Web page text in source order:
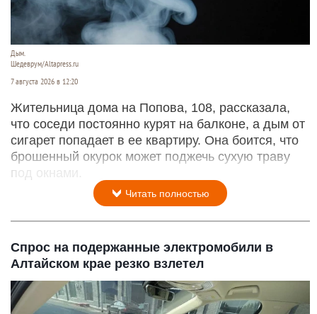
Дым.
Шедеврум/Altapress.ru
7 августа 2026 в 12:20
Жительница дома на Попова, 108, рассказала,
что соседи постоянно курят на балконе, а дым от
сигарет попадает в ее квартиру. Она боится, что
брошенный окурок может поджечь сухую траву
под окнами.
Читать полностью
Спрос на подержанные электромобили в
Алтайском крае резко взлетел